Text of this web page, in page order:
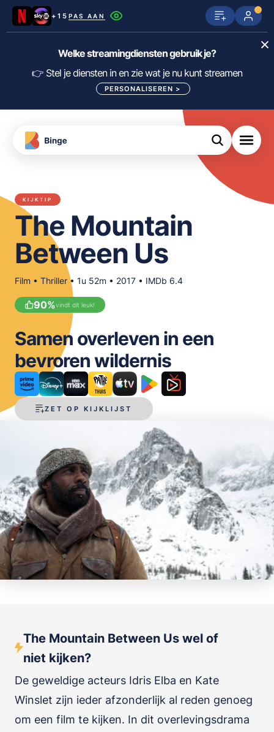
+15 PAS AAN
Netflix SkyShowtime Prime Video
Disney+ Videoland HBO Max
Viaplay Apple TV
KIJK
meJane
FILTER FILMS EN SERIES OP MIJN
DIENSTEN
Welke streamingdiensten gebruik je?
👉 Stel je diensten in en zie wat je nu kunt streamen
PERSONALISEREN >
Download
Binge
App
KIJKTIP
The Mountain
Between Us
Film • Thriller • 1u 52m • 2017 • IMDb 6.4
90%vindt dit leuk!
ZET OP KIJKLIJST
Samen overleven in een
bevroren wildernis
The Mountain Between Us wel of
niet kijken?
De geweldige acteurs Idris Elba en Kate
Winslet zijn ieder afzonderlijk al reden genoeg
om een film te kijken. In dit overlevingsdrama